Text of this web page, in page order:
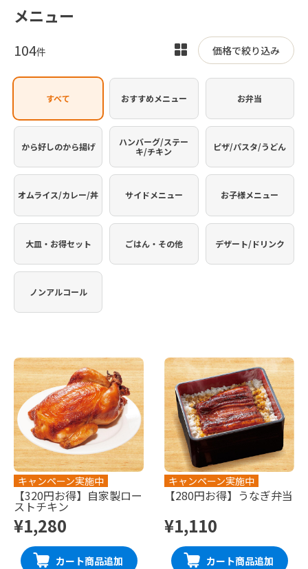
メニュー
104件
表
を
り
替
価格で絞り込み
すべて おすすめメニュー お弁当
から好しのから揚げ
ハンバーグ/ステー
キ/チキン
ピザ/パスタ/うどん
オムライス/カレー/丼 サイドメニュー お子様メニュー
大皿・お得セット ごはん・その他 デザート/ドリンク
ノンアルコール
キャンペーン実施中
【320円お得】自家製ロー
ストチキン
¥1,280
カート商品追加
キャンペーン実施中
【280円お得】うなぎ弁当
¥1,110
カート商品追加